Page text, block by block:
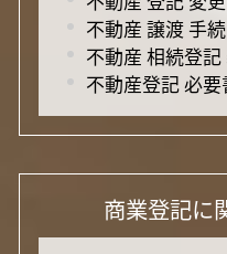
不動産 譲渡 手
不動産 相続登
不動産登記 必
商業登記に